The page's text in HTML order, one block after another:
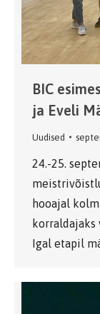
BIC
ja Eveli
Uudised
24.-25.
hooajal
korraldajaks
Igal etapil